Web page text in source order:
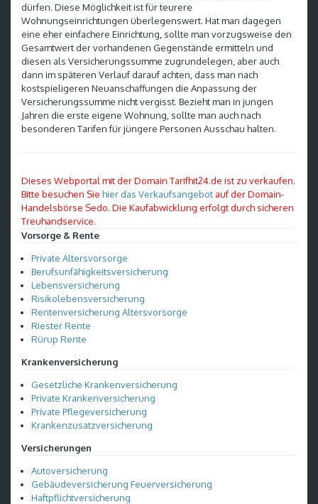
dürfen. Diese Möglichkeit ist für teurere
Wohnungseinrichtungen überlegenswert. Hat man dagegen
eine eher einfachere Einrichtung, sollte man vorzugsweise den
Gesamtwert der vorhandenen Gegenstände ermitteln und
diesen als Versicherungssumme zugrundelegen, aber auch
dann im späteren Verlauf darauf achten, dass man nach
kostspieligeren Neuanschaffungen die Anpassung der
Versicherungssumme nicht vergisst. Bezieht man in jungen
Jahren die erste eigene Wohnung, sollte man auch nach
besonderen Tarifen für jüngere Personen Ausschau halten.
Dieses Webportal mit der Domain Tarifhit24.de ist zu verkaufen.
Bitte besuchen Sie hier das Verkaufsangebot auf der Domain-
Handelsbörse Sedo. Die Kaufabwicklung erfolgt durch sicheren
Treuhandservice.
Vorsorge & Rente
Private Altersvorsorge
Berufsunfähigkeitsversicherung
Lebensversicherung
Risikolebensversicherung
Rentenversicherung Altersvorsorge
Riester Rente
Rürup Rente
Krankenversicherung
Gesetzliche Krankenversicherung
Private Krankenversicherung
Private Pflegeversicherung
Krankenzusatzversicherung
Versicherungen
Autoversicherung
Gebäudeversicherung Feuerversicherung
Haftpflichtversicherung